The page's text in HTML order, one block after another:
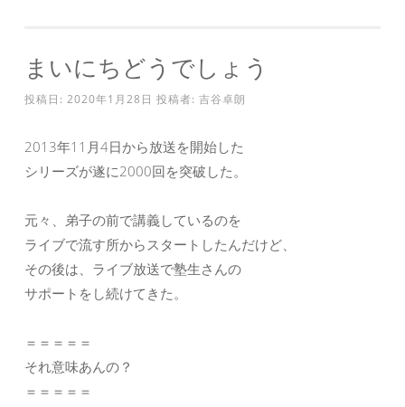
まいにちどうでしょう
投稿日: 2020年1月28日 投稿者: 吉谷卓朗
2013年11月4日から放送を開始した
シリーズが遂に2000回を突破した。
元々、弟子の前で講義しているのを
ライブで流す所からスタートしたんだけど、
その後は、ライブ放送で塾生さんの
サポートをし続けてきた。
＝＝＝＝＝
それ意味あんの？
＝＝＝＝＝